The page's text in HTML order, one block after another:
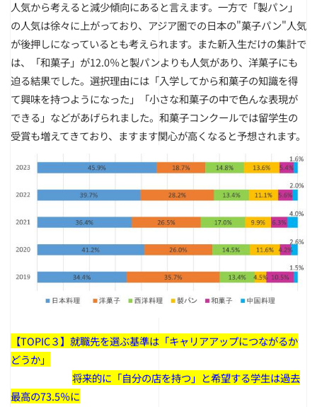
人気から考えると減少傾向にあると言えます。一方で「製パン」
の人気は徐々に上がっており、アジア圏での日本の"菓子パン"人気
が後押しになっているとも考えられます。また新入生だけの集計で
は、「和菓子」が12.0％と製パンよりも人気があり、洋菓子にも
迫る結果でした。選択理由には「入学してから和菓子の知識を得
て興味を持つようになった」「小さな和菓子の中で色んな表現が
できる」などがあげられました。和菓子コンクールでは留学生の
受賞も増えてきており、ますます関心が高くなると予想されます。
【TOPIC３】就職先を選ぶ基準は「キャリアアップにつながるか
どうか」
将来的に「自分の店を持つ」と希望する学生は過去
最高の73.5％に